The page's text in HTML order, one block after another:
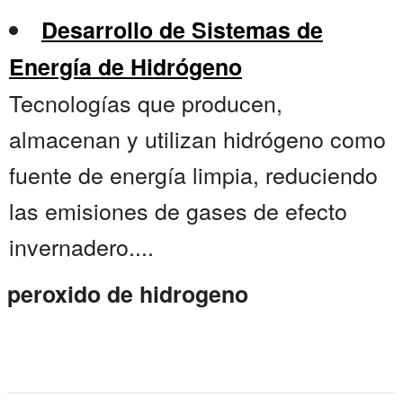
Desarrollo de Sistemas de
Energía de Hidrógeno
Tecnologías que producen,
almacenan y utilizan hidrógeno como
fuente de energía limpia, reduciendo
las emisiones de gases de efecto
invernadero....
peroxido de hidrogeno